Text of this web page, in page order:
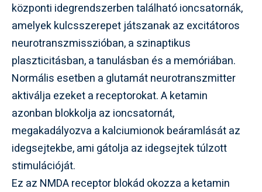
központi idegrendszerben található ioncsatornák,
amelyek kulcsszerepet játszanak az excitátoros
neurotranszmisszióban, a szinaptikus
plaszticitásban, a tanulásban és a memóriában.
Normális esetben a glutamát neurotranszmitter
aktiválja ezeket a receptorokat. A ketamin
azonban blokkolja az ioncsatornát,
megakadályozva a kalciumionok beáramlását az
idegsejtekbe, ami gátolja az idegsejtek túlzott
stimulációját.
Ez az NMDA receptor blokád okozza a ketamin